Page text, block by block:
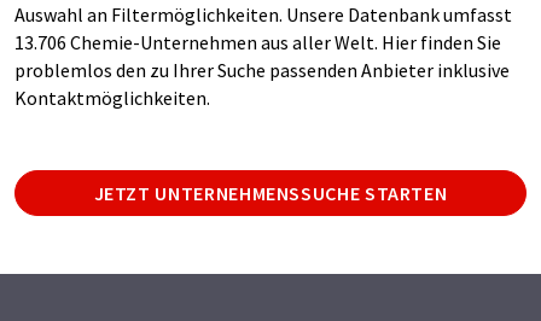
Auswahl an Filtermöglichkeiten. Unsere Datenbank umfasst
13.706 Chemie-Unternehmen aus aller Welt. Hier finden Sie
problemlos den zu Ihrer Suche passenden Anbieter inklusive
Kontaktmöglichkeiten.
JETZT UNTERNEHMENSSUCHE STARTEN